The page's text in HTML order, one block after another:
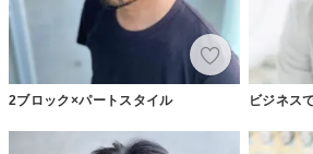
2ブロック×パートスタイル ビジネス